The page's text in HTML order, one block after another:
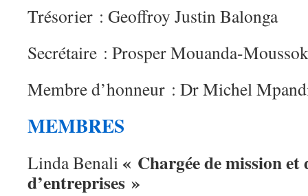
Trésorier : Geoffroy Justin Balonga
Secrétaire : Prosper Mouanda-
Membre d’honneur : Dr Michel
MEMBRES
Linda Benali « Chargée de mission et
d’entreprises »